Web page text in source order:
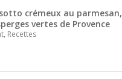
crémeux au parmesan,
vertes de Provence
Recettes